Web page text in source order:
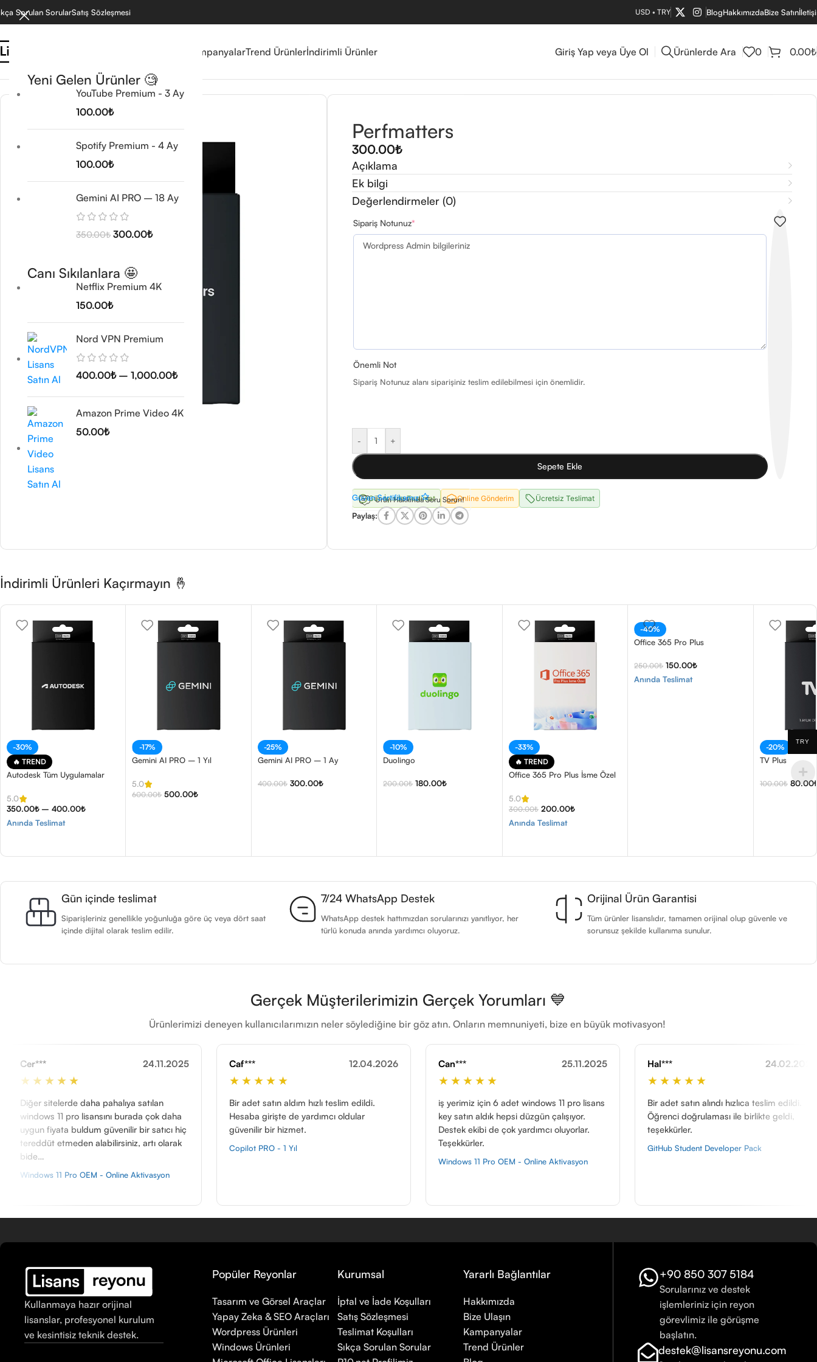
Yeni Gelen Ürünler 🧐
YouTube Premium - 3 Ay
100.00₺
Spotify Premium - 4 Ay
100.00₺
Gemini AI PRO – 18 Ay
350.00₺ 300.00₺
Canı Sıkılanlara 🤩
Netflix Premium 4K
150.00₺
Nord VPN Premium
400.00₺ – 1,000.00₺
Amazon Prime Video 4K
50.00₺
Sorulan SorularSatış Sözleşmesi USD •TRY BlogHakkımızdaBize Satın
KampanyalarTrend Ürünlerİndirimli Ürünler Giriş Yap veya Üye Ol Ürünlerde Ara 0 0.00₺
Ana Sayfa Wordpress Ürünleri Eklentiler /Perfmatters
Perfmatters
300.00₺
Açıklama
Ek bilgi
Değerlendirmeler (0)
Sipariş Notunuz*
Önemli Not
Sipariş Notunuz alanı siparişiniz teslim edilebilmesi için önemlidir.
- +
Sepete Ekle
Gün İçinde Teslimat Online Gönderim Ücretsiz Teslimat
Ürün Hakkında Soru Sorun!
Güven Sertifikamız
Paylaş:
İndirimli Ürünleri Kaçırmayın 🤞
-30%
🔥 TREND
Autodesk Tüm Uygulamalar
5.0
350.00₺ – 400.00₺
Anında Teslimat
-17%
Gemini AI PRO – 1 Yıl
5.0
600.00₺ 500.00₺
-25%
Gemini AI PRO – 1 Ay
400.00₺ 300.00₺
-10%
Duolingo
200.00₺ 180.00₺
-33%
🔥 TREND
Office 365 Pro Plus İsme Özel
5.0
300.00₺ 200.00₺
Anında Teslimat
-40%
Office 365 Pro Plus
250.00₺ 150.00₺
Anında Teslimat
-20%
TV Plus
100.00₺ 80.00
Gün içinde teslimat
Siparişleriniz genellikle yoğunluğa göre üç veya dört saat
içinde dijital olarak teslim edilir.
7/24 WhatsApp Destek
WhatsApp destek hattımızdan sorularınızı yanıtlıyor, her
türlü konuda anında yardımcı oluyoruz.
Orijinal Ürün Garantisi
Tüm ürünler lisanslıdır, tamamen orijinal olup güvenle ve
sorunsuz şekilde kullanıma sunulur.
Gerçek Müşterilerimizin Gerçek Yorumları 💙
Ürünlerimizi deneyen kullanıcılarımızın neler söylediğine bir göz atın. Onların memnuniyeti, bize en büyük motivasyon!
pahalıya satılan
burada çok daha
güvenilir bir satıcı hiç
artı olarak
- Online Aktivasyon
Caf***
Bir adet satın aldım hızlı teslim edildi.
Hesaba girişte de yardımcı oldular
güvenilir bir hizmet.
Copilot PRO - 1 Yıl
Can***
iş yerimiz için 6 adet windows 11 pro lisans
key satın aldık hepsi düzgün çalışıyor.
Destek ekibi de çok yardımcı oluyorlar.
Windows 11 Pro OEM - Online Aktivasyon
Hal***
Bir adet satın alındı hızlıca teslim edildi.
Öğrenci doğrulaması ile birlikte geldi,
teşekkürler.
GitHub Student Developer Pack
Büş***
Hızlı teslim
direk destek
Kullanmaya hazır orijinal
lisanslar, profesyonel kurulum
ve kesintisiz teknik destek.
Popüler Reyonlar
Tasarım ve Görsel Araçlar
Yapay Zeka & SEO Araçları
Wordpress Ürünleri
Windows Ürünleri
Kurumsal
İptal ve İade Koşulları
Satış Sözleşmesi
Teslimat Koşulları
Sıkça Sorulan Sorular
Yararlı Bağlantılar
Hakkımızda
Bize Ulaşın
Kampanyalar
Trend Ürünler
+90 850 307 5184
Sorularınız ve destek
işlemleriniz için reyon
görevlimiz ile görüşme
başlatın.
destek@lisansreyonu.com
TRY